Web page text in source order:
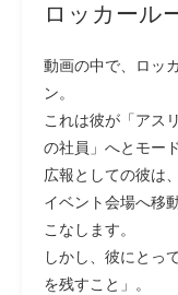
ロッカール
動画の中で、ロッ
ン。
これは彼が「アス
の社員」へとモー
広報としての彼は
イベント会場へ移
こなします。
しかし、彼にとっ
を残すこと」。